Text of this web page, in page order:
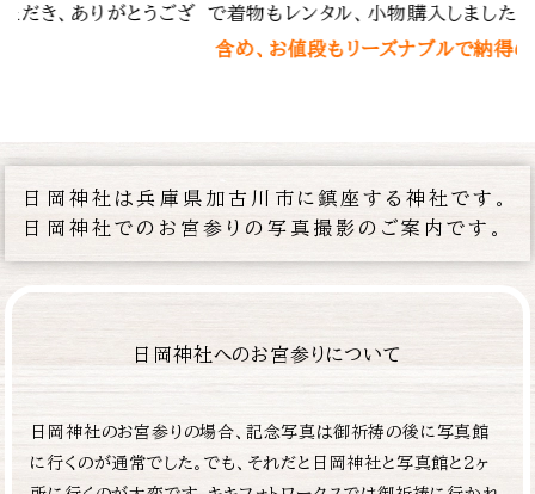
たが、 撮影費用も メラマンの経験と技術の素晴らしさを実感
素敵な思い出を残していただき、ありがと
日岡神社は兵庫県加古川市に鎮座する神社です。
日岡神社でのお宮参りの写真撮影のご案内です。
日岡神社へのお宮参りについて
日岡神社のお宮参りの場合、記念写真は御祈祷の後に写真館
に行くのが通常でした。でも、それだと日岡神社と写真館と2ヶ